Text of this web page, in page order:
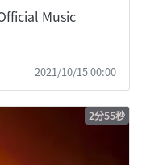
Music
2021/10/15 00:00
2分55秒